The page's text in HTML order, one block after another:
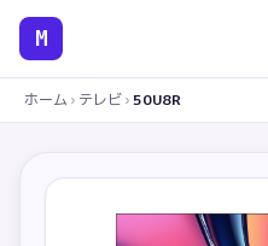
M
ホーム › テレビ›50U8R